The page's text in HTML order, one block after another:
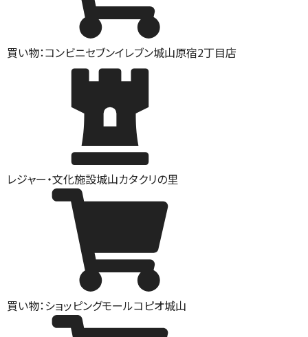
買い物：コンビニセブンイレブン城山原宿2丁目店
レジャー・文化施設城山カタクリの里
買い物：ショッピングモールコピオ城山